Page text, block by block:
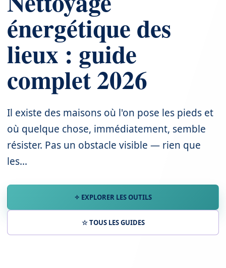
énergétique des
lieux : guide
complet 2026
Il existe des maisons où l'on pose les pieds et
où quelque chose, immédiatement, semble
résister. Pas un obstacle visible — rien que
les...
✧ EXPLORER LES OUTILS
☆ TOUS LES GUIDES